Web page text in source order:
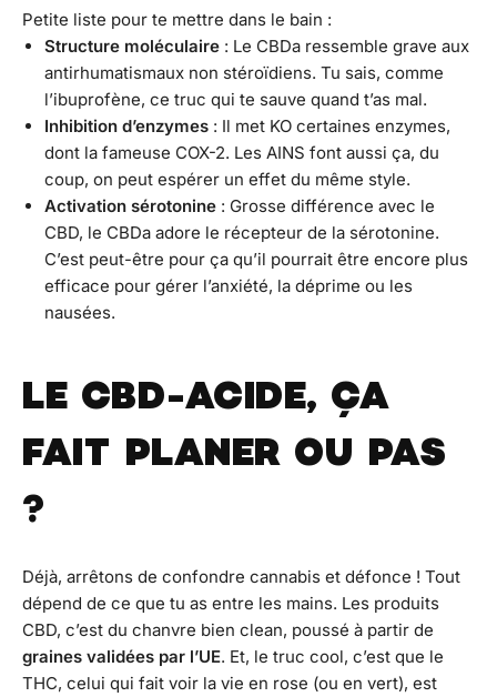
Petite liste pour te mettre dans le bain :
Structure moléculaire : Le CBDa ressemble grave aux
antirhumatismaux non stéroïdiens. Tu sais, comme
l’ibuprofène, ce truc qui te sauve quand t’as mal.
Inhibition d’enzymes : Il met KO certaines enzymes,
dont la fameuse COX-2. Les AINS font aussi ça, du
coup, on peut espérer un effet du même style.
Activation sérotonine : Grosse différence avec le
CBD, le CBDa adore le récepteur de la sérotonine.
C’est peut-être pour ça qu’il pourrait être encore plus
efficace pour gérer l’anxiété, la déprime ou les
nausées.
LE CBD-ACIDE, ÇA
FAIT PLANER OU PAS
?
Déjà, arrêtons de confondre cannabis et défonce ! Tout
dépend de ce que tu as entre les mains. Les produits
CBD, c’est du chanvre bien clean, poussé à partir de
graines validées par l’UE. Et, le truc cool, c’est que le
THC, celui qui fait voir la vie en rose (ou en vert), est